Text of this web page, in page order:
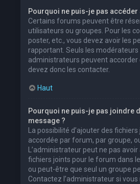
Pourquoi ne puis-je pas accéder
Certains forums peuvent être
utilisateurs ou groupes. Pour les
poster, etc., vous devez avoir les
rapportant. Seuls les modérateurs
administrateurs peuvent accorder
devez donc les contacter.
Haut
Pourquoi ne puis-je pas joindre
message ?
La possibilité d’ajouter des
accordée par forum, par groupe,
L’administrateur peut ne pas avoir
fichiers joints pour le forum dans
ou peut-être que seul un groupe
Contactez l’administrateur si vous